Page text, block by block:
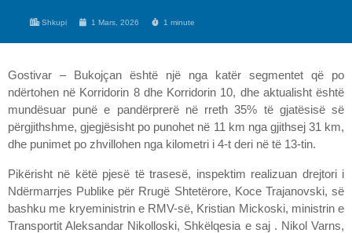
Shkupi 1 Mars, 2026 1 minute
Gostivar – Bukojçan është një nga katër segmentet që po
ndërtohen në Korridorin 8 dhe Korridorin 10, dhe aktualisht është
mundësuar punë e pandërprerë në rreth 35% të gjatësisë së
përgjithshme, gjegjësisht po punohet në 11 km nga gjithsej 31 km,
dhe punimet po zhvillohen nga kilometri i 4-t deri në të 13-tin.
Pikërisht në këtë pjesë të trasesë, inspektim realizuan drejtori i
Ndërmarrjes Publike për Rrugë Shtetërore, Koce Trajanovski, së
bashku me kryeministrin e RMV-së, Kristian Mickoski, ministrin e
Transportit Aleksandar Nikolloski, Shkëlqesia e saj . Nikol Varns,